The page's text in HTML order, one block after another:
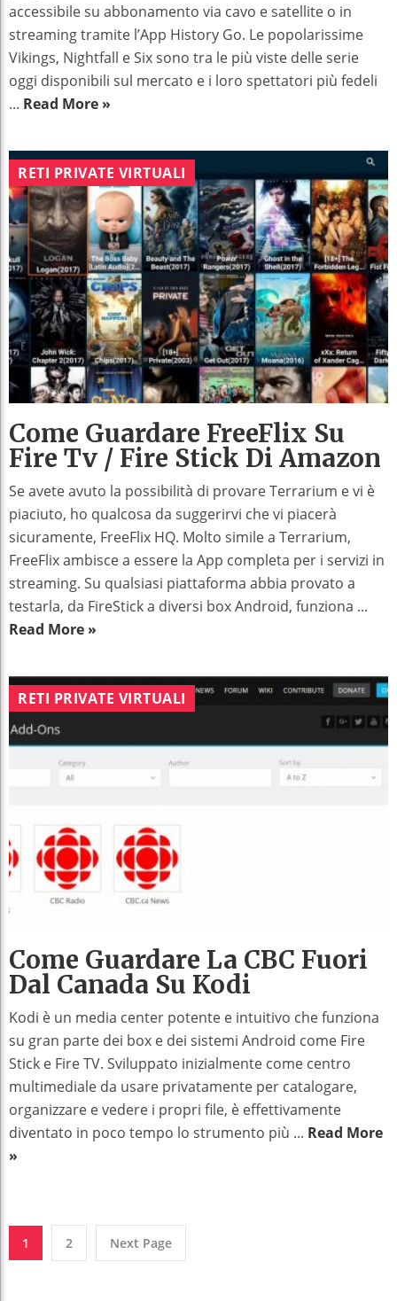
accessibile su abbonamento via cavo e satellite o in
streaming tramite l’App History Go. Le popolarissime
Vikings, Nightfall e Six sono tra le più viste delle serie
oggi disponibili sul mercato e i loro spettatori più fedeli
... Read More »
RETI PRIVATE VIRTUALI
Come Guardare FreeFlix Su
Fire Tv / Fire Stick Di Amazon
Se avete avuto la possibilità di provare Terrarium e vi è
piaciuto, ho qualcosa da suggerirvi che vi piacerà
sicuramente, FreeFlix HQ. Molto simile a Terrarium,
FreeFlix ambisce a essere la App completa per i servizi in
streaming. Su qualsiasi piattaforma abbia provato a
testarla, da FireStick a diversi box Android, funziona ...
Read More »
RETI PRIVATE VIRTUALI
Come Guardare La CBC Fuori
Dal Canada Su Kodi
Kodi è un media center potente e intuitivo che funziona
su gran parte dei box e dei sistemi Android come Fire
Stick e Fire TV. Sviluppato inizialmente come centro
multimediale da usare privatamente per catalogare,
organizzare e vedere i propri file, è effettivamente
diventato in poco tempo lo strumento più ... Read More
»
1 2 Next Page